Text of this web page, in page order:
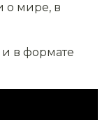
о мире, в
в формате